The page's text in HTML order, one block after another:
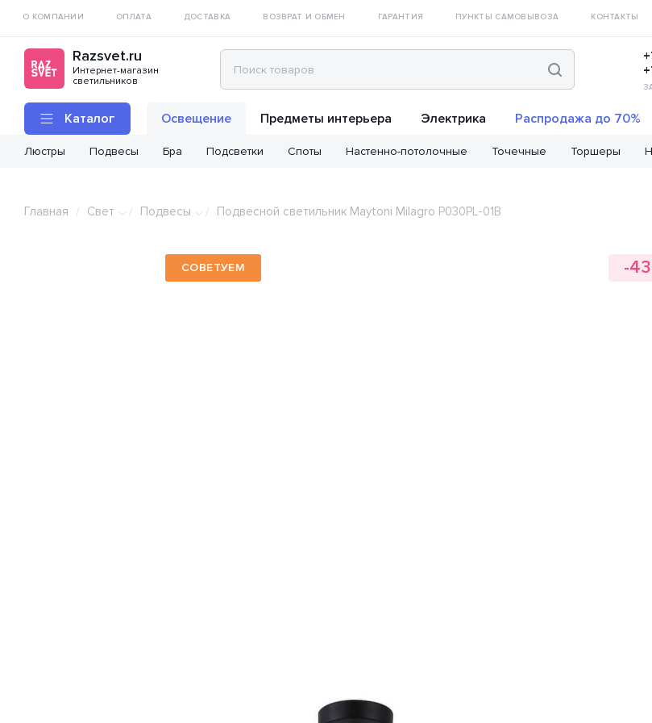
О КОМПАНИИ ОПЛАТА ДОСТАВКА ВОЗВРАТ И ОБМЕН ГАРАНТИЯ ПУНКТЫ САМОВЫВОЗА КОНТАКТЫ
Razsvet.ru
Интернет-магазин
светильников
Каталог Освещение
Люстры Подвесы Бра Подсветки Споты Настенно-потолочные Точечные Торшеры
Предметы интерьера Электрика Распродажа до 70%
Главная / Свет / Подвесы / Подвесной светильник Maytoni Milagro P030PL-01B
СОВЕТУЕМ -